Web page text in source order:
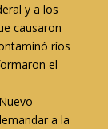
y a los
causaron
ríos
el
a la